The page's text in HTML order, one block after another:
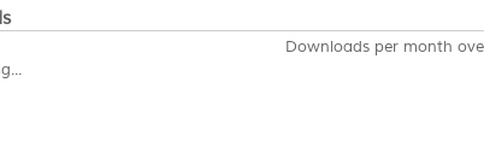
Downloads per month